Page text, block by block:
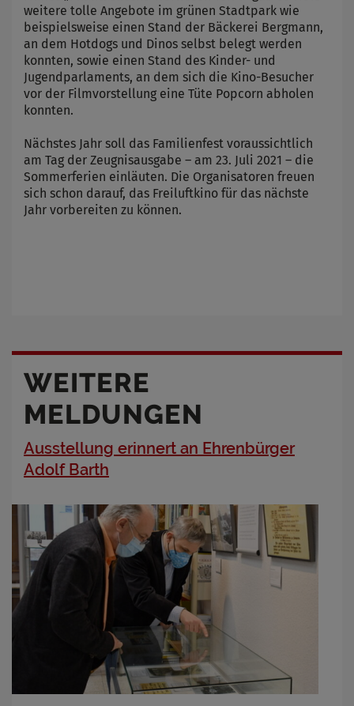
weitere tolle Angebote im grünen Stadtpark wie
beispielsweise einen Stand der Bäckerei Bergmann,
an dem Hotdogs und Dinos selbst belegt werden
konnten, sowie einen Stand des Kinder- und
Jugendparlaments, an dem sich die Kino-Besucher
vor der Filmvorstellung eine Tüte Popcorn abholen
konnten.
Nächstes Jahr soll das Familienfest voraussichtlich
am Tag der Zeugnisausgabe – am 23. Juli 2021 – die
Sommerferien einläuten. Die Organisatoren freuen
sich schon darauf, das Freiluftkino für das nächste
Jahr vorbereiten zu können.
WEITERE
MELDUNGEN
Ausstellung erinnert an Ehrenbürger
Adolf Barth